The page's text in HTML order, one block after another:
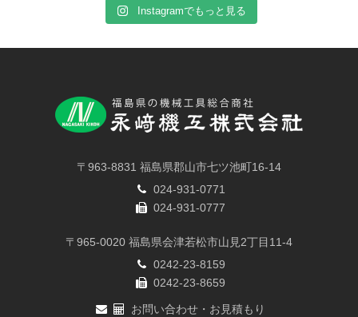
Instagramでもっと見る
〒963-8831 福島県郡山市七ツ池町16-14
024-931-0771
024-931-0777
〒965-0020 福島県会津若松市山見2丁目11-4
0242-23-8159
0242-23-8659
お問い合わせ・お見積もり